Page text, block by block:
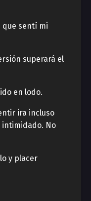
que sentí mi
superará el
en lodo.
ira incluso
intimidado. No
y placer